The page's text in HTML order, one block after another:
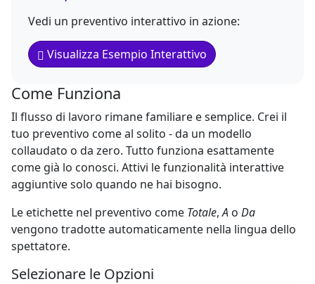
Vedi un preventivo interattivo in azione:
Visualizza Esempio Interattivo
Come Funziona
Il flusso di lavoro rimane familiare e semplice. Crei il
tuo preventivo come al solito - da un modello
collaudato o da zero. Tutto funziona esattamente
come già lo conosci. Attivi le funzionalità interattive
aggiuntive solo quando ne hai bisogno.
Le etichette nel preventivo come Totale,A o Da
vengono tradotte automaticamente nella lingua dello
spettatore.
Selezionare le Opzioni